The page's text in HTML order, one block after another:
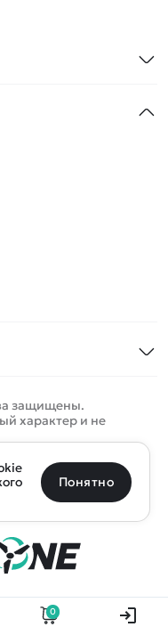
защищены.
характер и не
Очистить
В корзину
0
Уфа
Понятно